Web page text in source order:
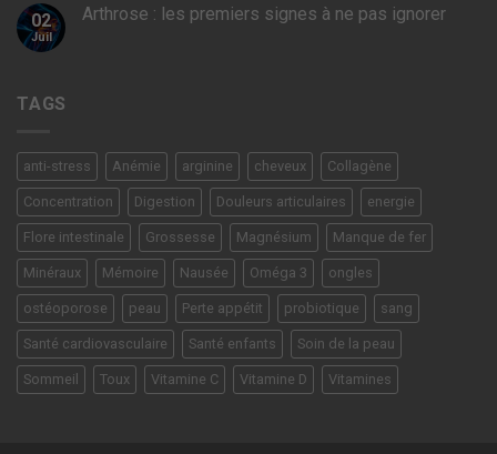
02
Juil
Arthrose : les premiers signes à ne pas ignorer
TAGS
anti-stress Anémie arginine cheveux Collagène
Concentration Digestion Douleurs articulaires energie
Flore intestinale Grossesse Magnésium Manque de fer
Minéraux Mémoire Nausée Oméga 3 ongles
ostéoporose peau Perte appétit probiotique sang
Santé cardiovasculaire Santé enfants Soin de la peau
Sommeil Toux Vitamine C Vitamine D Vitamines